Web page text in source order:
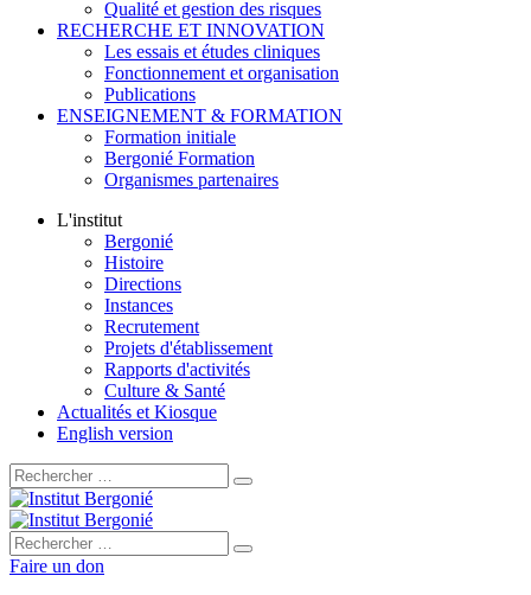
Qualité et gestion des risques
RECHERCHE ET INNOVATION
Les essais et études cliniques
Fonctionnement et organisation
Publications
ENSEIGNEMENT & FORMATION
Formation initiale
Bergonié Formation
Organismes partenaires
L'institut
Bergonié
Histoire
Directions
Instances
Recrutement
Projets d'établissement
Rapports d'activités
Culture & Santé
Actualités et Kiosque
English version
Rechercher :
Rechercher :
Faire un don